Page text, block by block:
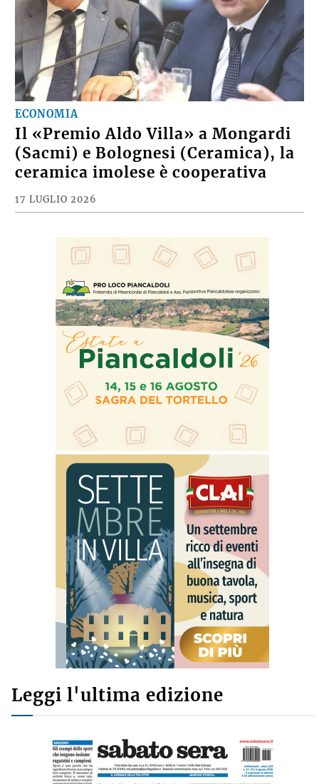
ECONOMIA
Il «Premio Aldo Villa» a Mongardi
(Sacmi) e Bolognesi (Ceramica), la
ceramica imolese è cooperativa
17 LUGLIO 2026
Leggi l'ultima edizione